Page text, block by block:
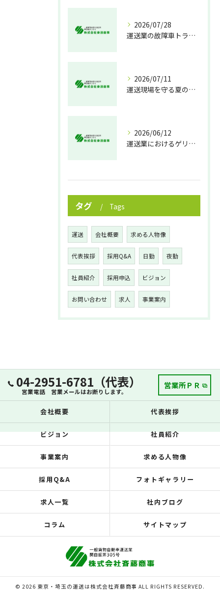
2026/07/28
運送業の故障車トラブル即時対処法
2026/07/11
運送現場を守る夏の熱中症対策
2026/06/12
運送業におけるゲリラ豪雨対策の実践法
タグ Tags
運送 会社概要 求める人物像
代表挨拶 採用Q&A 日勤 夜勤
社員紹介 採用申込 ビジョン
お問い合わせ 求人 事業案内
04-2951-6781（代表）
営業電話 営業メールはお断りします。
営業所ＰＲ
会社概要 代表挨拶
ビジョン 社員紹介
事業案内 求める人物像
採用Q&A フォトギャラリー
求人一覧 社内ブログ
コラム サイトマップ
© 2026 東京・埼玉の運送は株式会社斉藤商事 ALL RIGHTS RESERVED.